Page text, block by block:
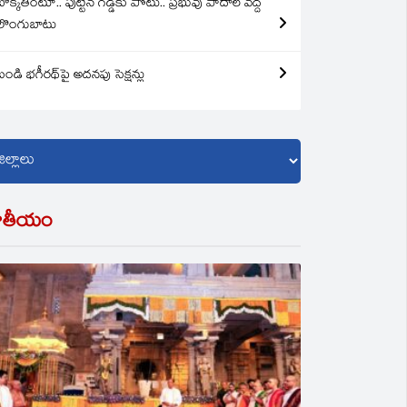
పుట్టిన గడ్డకు పోటు.. ప్రభువు పాదాల వద్ద
భగీరథ్‌పై అదనపు సెక్షన్లు